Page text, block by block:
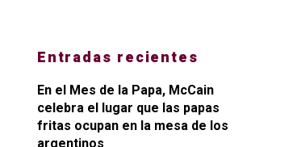
Entradas recientes
En el Mes de la Papa, McCain
celebra el lugar que las papas
fritas ocupan en la mesa de los
argentinos